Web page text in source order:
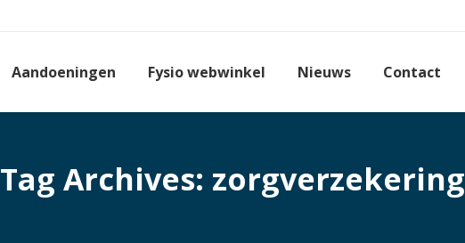
Aandoeningen Fysio webwinkel Nieuws Contact
Tag Archives: zorgverzekering